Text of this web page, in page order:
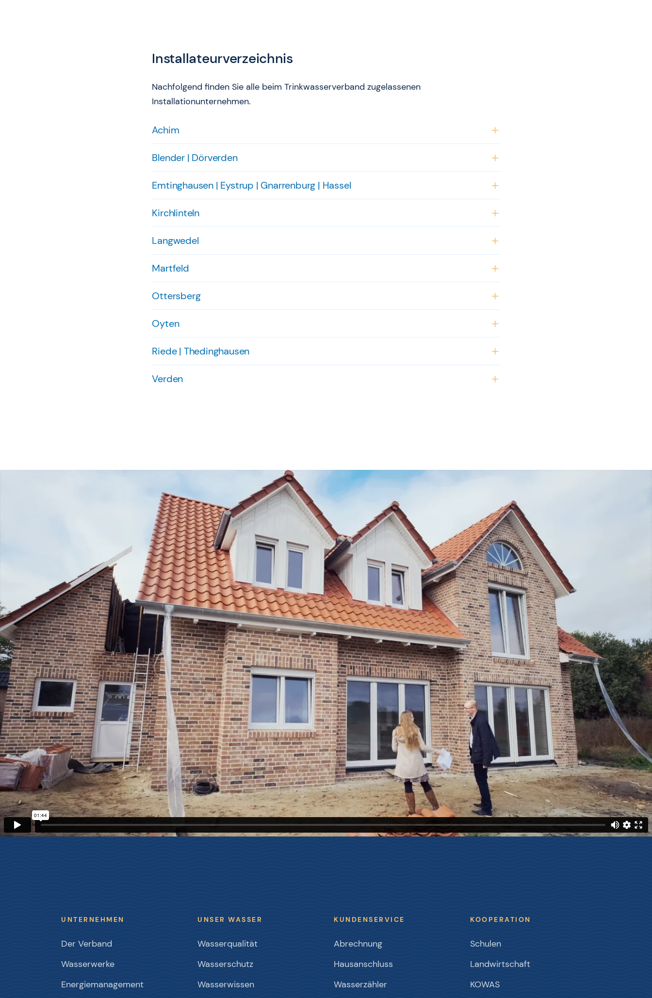
Installateurverzeichnis
Nachfolgend finden Sie alle beim Trinkwasserverband zugelassenen
Installationunternehmen.
Achim
Blender | Dörverden
Emtinghausen | Eystrup | Gnarrenburg | Hassel
Kirchlinteln
Langwedel
Martfeld
Ottersberg
Oyten
Riede | Thedinghausen
Verden
UNTERNEHMEN
Der Verband
Wasserwerke
Energiemanagement
UNSER WASSER
Wasserqualität
Wasserschutz
Wasserwissen
KUNDENSERVICE
Abrechnung
Hausanschluss
Wasserzähler
KOOPERATION
Schulen
Landwirtschaft
KOWAS